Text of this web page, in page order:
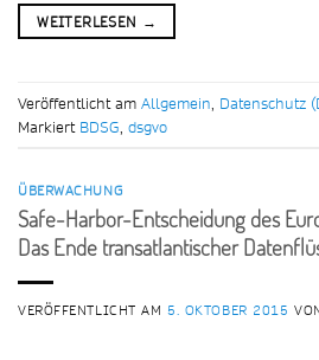
WEITERLESEN →
Veröffentlicht am Allgemein, Datenschutz
Markiert BDSG, dsgvo
ÜBERWACHUNG
Safe-Harbor-Entscheidung des
Das Ende transatlantischer
VERÖFFENTLICHT AM5. OKTOBER 2015